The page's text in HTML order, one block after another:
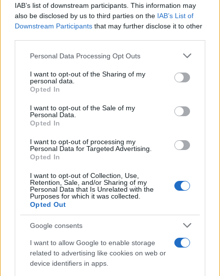
IAB’s list of downstream participants. This information may
also be disclosed by us to third parties on the IAB’s List of
Downstream Participants that may further disclose it to other
Please note that this website/app uses one or more Google
not limited to your visit or usage behaviour. You may click to
grant or deny consent to Google and its third-party tags to
use your data for below specified purposes in below Google
consent section.
Personal Data Processing Opt Outs
I want to opt-out of the Sharing of my
personal data.
Opted In
I want to opt-out of the Sale of my
Personal Data.
Opted In
I want to opt-out of processing my
Personal Data for Targeted Advertising.
Opted In
I want to opt-out of Collection, Use,
Retention, Sale, and/or Sharing of my
Personal Data that Is Unrelated with the
Purposes for which it was collected.
Opted Out
Google consents
I want to allow Google to enable storage
related to advertising like cookies on web or
device identifiers in apps.
13.02.2017
News
Αμέλια Αναστασάκη – Μανώλης Καψής:
Σίας Κοσιώνη [pics]
03.01.2017
News
Μανώλη Καψή εναντίον του Νίκου
Παππά στο δελτίο ειδήσεων!
25.07.2016
News
Καψής στους εργαζόμενους!
08.06.2016
News
Ο ξέφρενος χορός του Μανώλη Καψή με
την Ράνια Τζίμα! Βίντεο
ΔΙΑΦΗΜΙΣΗ